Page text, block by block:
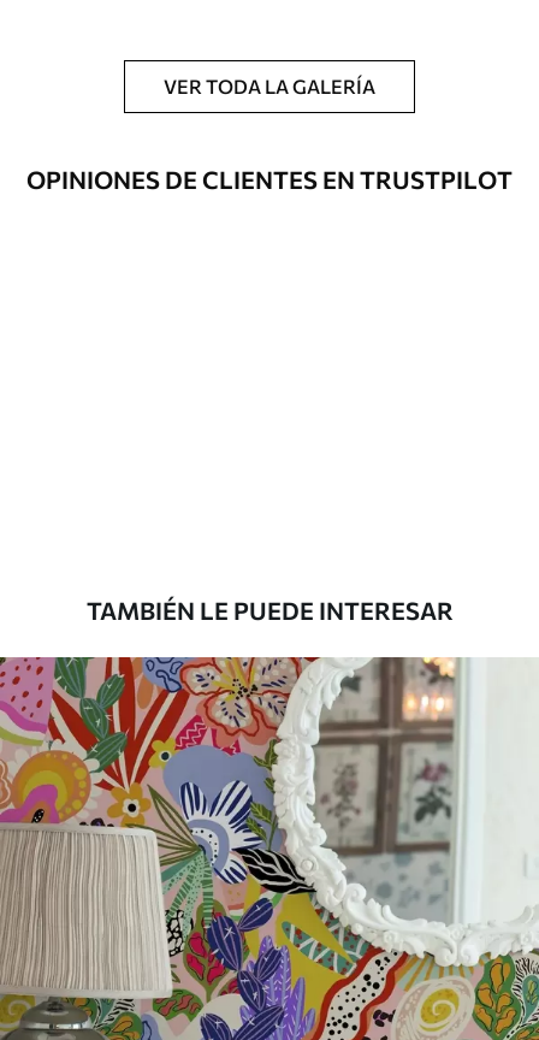
Impreso bajo pedido y entregado en
rollos de hasta 50 cm de ancho.
Opciones
adicionales
Disponible con recubrimiento de barniz
y/o adhesivo para empapelar.
$U
Premium
1808.331085 .00$U/m²
Vinilo Premium
1990.001194.00$U/m²
VER TODA LA GALERÍA
OPINIONES DE CLIENTES EN TRUSTPILOT
TAMBIÉN LE PUEDE INTERESAR